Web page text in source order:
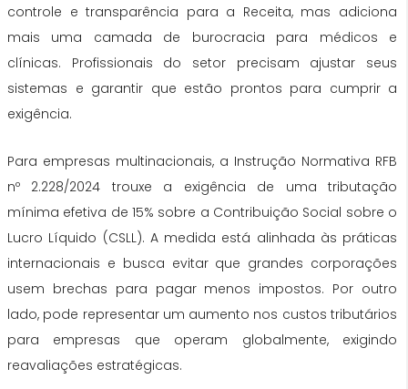
controle e transparência para a Receita, mas adiciona
mais uma camada de burocracia para médicos e
clínicas. Profissionais do setor precisam ajustar seus
sistemas e garantir que estão prontos para cumprir a
exigência.
Para empresas multinacionais, a Instrução Normativa RFB
nº 2.228/2024 trouxe a exigência de uma tributação
mínima efetiva de 15% sobre a Contribuição Social sobre o
Lucro Líquido (CSLL). A medida está alinhada às práticas
internacionais e busca evitar que grandes corporações
usem brechas para pagar menos impostos. Por outro
lado, pode representar um aumento nos custos tributários
para empresas que operam globalmente, exigindo
reavaliações estratégicas.